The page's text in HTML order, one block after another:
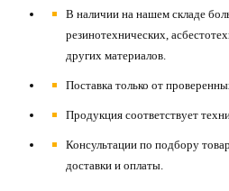
В наличии на нашем складе
резинотехнических,
других материалов.
Поставка только от
Продукция соответствует
Консультации по подбору
доставки и оплаты.